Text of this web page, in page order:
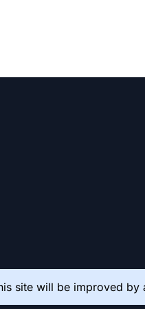
site will be improved